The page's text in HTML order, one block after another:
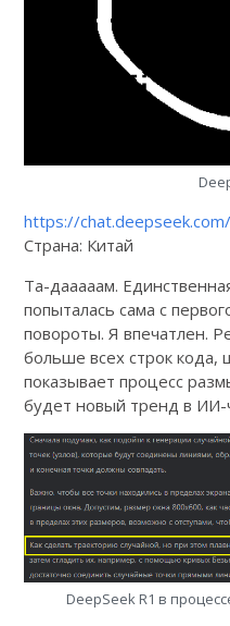
https://chat.deepseek.com/
Страна: Китай
Та-дааааам.
попыталась сама с
повороты. Я впечатлен.
больше всех строк
показывает процесс
будет новый тренд в ИИ-
DeepSeek R1 в